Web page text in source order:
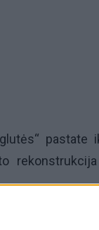
pastate
ir daugiau